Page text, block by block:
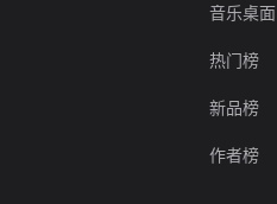
音乐桌面
热门榜
新品榜
作者榜